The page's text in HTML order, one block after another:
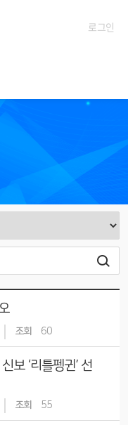
로그인
조회 60
보 ‘리틀펭귄’ 선
조회 55